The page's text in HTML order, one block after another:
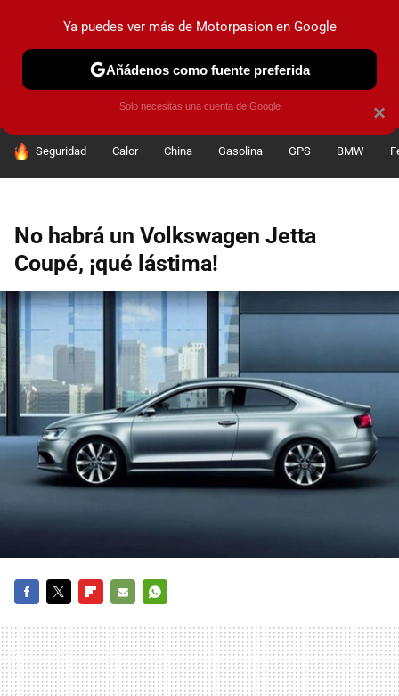
PRUEBAS COCHES ELÉCTRICOS OBSERVATORIO
HOY SE HABLA DE
Seguridad Calor China Gasolina GPS BMW
No habrá un Volkswagen Jetta
Coupé, ¡qué lástima!
MAIL
×
Ya puedes ver más de Motorpasion en Google
Añádenos como fuente preferida
Solo necesitas una cuenta de Google